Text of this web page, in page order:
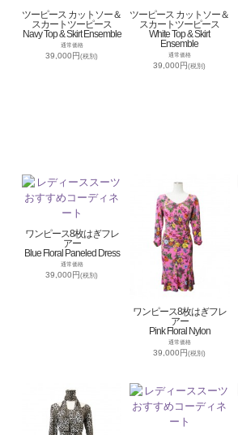
ツーピース カットソー＆
スカートツーピース
Navy Top & Skirt Ensemble
通常価格
39,000円(税別)
ツーピース カットソー＆
スカートツーピース
White Top & Skirt
Ensemble
通常価格
39,000円(税別)
ワンピース8枚はぎフレ
アー
Blue Floral Paneled Dress
通常価格
39,000円(税別)
ワンピース8枚はぎフレ
アー
Pink Floral Nylon
通常価格
39,000円(税別)